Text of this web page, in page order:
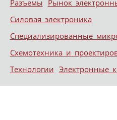
Разъемы Рынок
Силовая электроника
Специализированные
Схемотехника и
Технологии Электронные